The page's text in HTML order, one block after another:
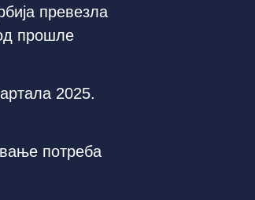
превезла
прошле
2025.
потреба